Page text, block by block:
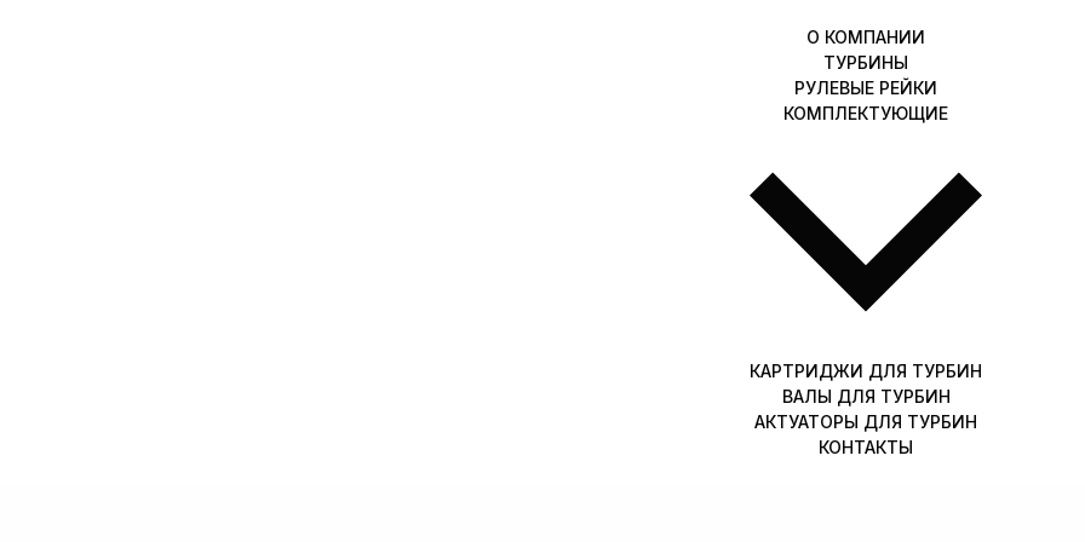
О КОМПАНИИ
ТУРБИНЫ
РУЛЕВЫЕ РЕЙКИ
КОМПЛЕКТУЮЩИЕ
КАРТРИДЖИ ДЛЯ ТУРБИН
ВАЛЫ ДЛЯ ТУРБИН
АКТУАТОРЫ ДЛЯ ТУРБИН
КОНТАКТЫ